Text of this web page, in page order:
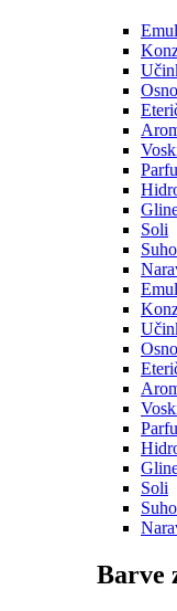
Soli
Soli
Barve